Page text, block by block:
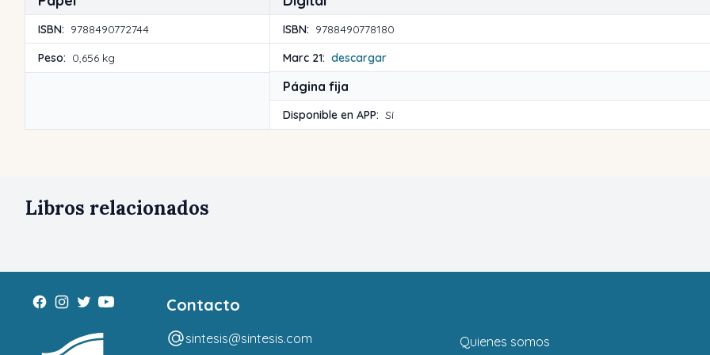
ISBN: 9788490772744
Peso: 0,656 kg
ISBN: 9788490778180
Marc 21: descargar
Página fija
Disponible en APP: Sí
Libros relacionados
Contacto
sintesis@sintesis.com Quienes somos